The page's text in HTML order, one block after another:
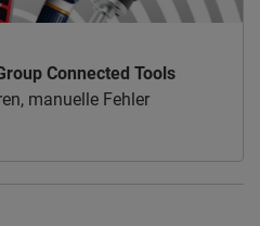
Connected Tools
manuelle Fehler